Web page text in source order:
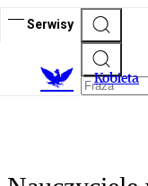
Serwisy
Kobieta